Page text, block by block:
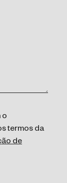
o
termos da
de